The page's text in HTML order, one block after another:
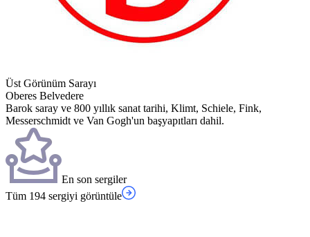
Üst Görünüm Sarayı
Oberes Belvedere
Barok saray ve 800 yıllık sanat tarihi, Klimt, Schiele, Fink,
Messerschmidt ve Van Gogh'un başyapıtları dahil.
En son sergiler
Tüm 194 sergiyi görüntüle